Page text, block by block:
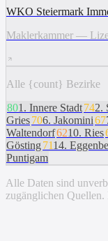
WKO Steiermark
Maklerkammer —
Alle {count} Bezirke
801 . Innere Stadt742.
Gries706. Jakomini67
Waltendorf6210. Ries
Gösting 7114.
Puntigam
Alle Daten sind
zugänglichen